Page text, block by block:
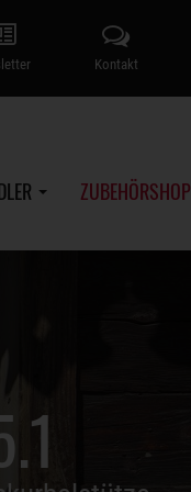
Kontakt
ZUBEHÖRSHOP